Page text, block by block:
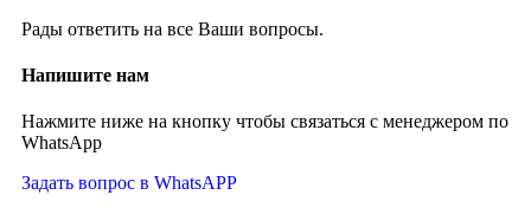
Рады ответить на все Ваши вопросы.
Напишите нам
Нажмите ниже на кнопку чтобы связаться с менеджером по
WhatsApp
Задать вопрос в WhatsAPP